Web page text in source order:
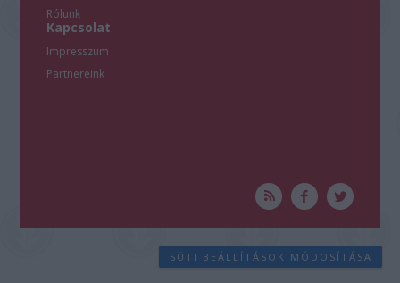
Rólunk
Kapcsolat
Impresszum
Partnereink
SÜTI BEÁLLÍTÁSOK MÓDOSÍTÁSA